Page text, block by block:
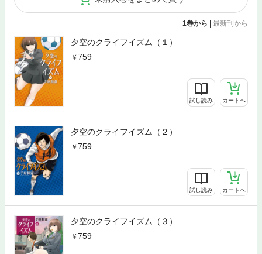
1巻から | 最新刊から
夕空のクライフイズム（１）
759
試し読み カートへ
夕空のクライフイズム（２）
759
試し読み カートへ
夕空のクライフイズム（３）
759